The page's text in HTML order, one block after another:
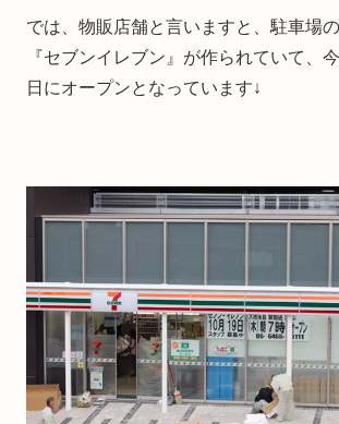
では、物販店舗と言いますと、駐車場
『セブンイレブン』が作られていて、
日にオープンとなっています↓